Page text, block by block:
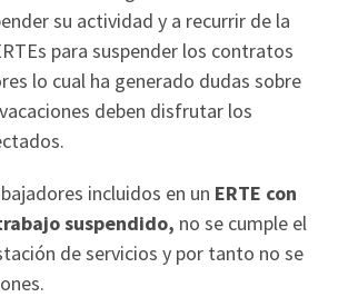
su actividad y a recurrir de la
para suspender los contratos
lo cual ha generado dudas sobre
deben disfrutar los
incluidos en un ERTE con
suspendido, no se cumple el
de servicios y por tanto no se